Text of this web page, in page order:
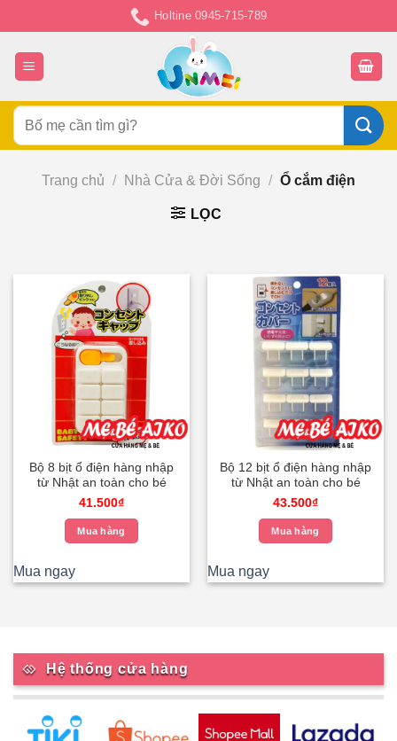
đến
nội
dung
Holtine 0945-715-789
Tìm
kiếm:
Trang chủ / Nhà Cửa & Đời Sống / Ổ cắm điện
LỌC
Bộ 8 bịt ổ điện hàng nhập
từ Nhật an toàn cho bé
41.500₫
Mua hàng
Mua ngay
Bộ 12 bịt ổ điện hàng nhập
từ Nhật an toàn cho bé
43.500₫
Mua hàng
Mua ngay
Hệ thống cửa hàng